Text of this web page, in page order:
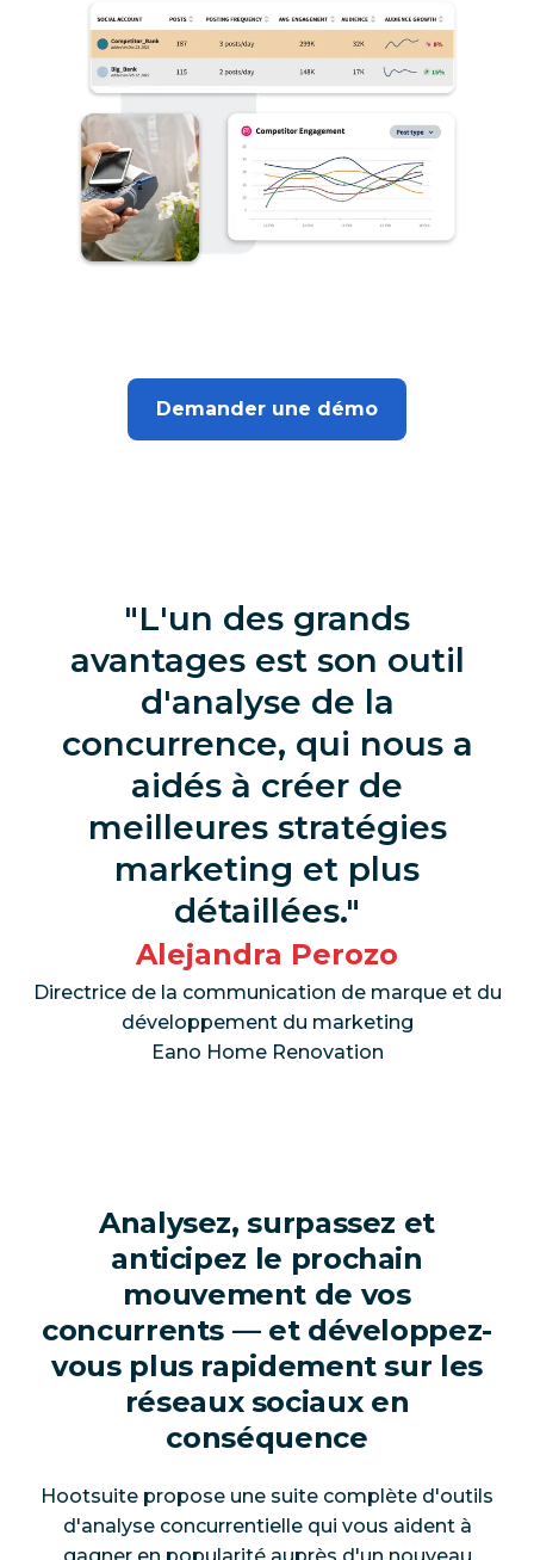
Demander une démo
L'un des grands
avantages est son outil
d'analyse de la
concurrence, qui nous a
aidés à créer de
meilleures stratégies
marketing et plus
détaillées.
Alejandra Perozo
Directrice de la communication de marque et du
développement du marketing
Eano Home Renovation
Analysez, surpassez et
anticipez le prochain
mouvement de vos
concurrents — et développez-
vous plus rapidement sur les
réseaux sociaux en
conséquence
Hootsuite propose une suite complète d'outils
d'analyse concurrentielle qui vous aident à